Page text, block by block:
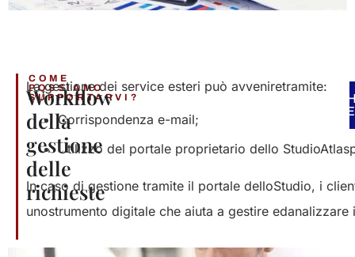
COME
POSSIAMO
SUPPORTARVI?​
Workflow
della
gestione
delle
richieste​
Lagestione dei service esteri può avveniretramite:
Corrispondenza e-mail;
Utilizzo del portale proprietario dello Studio
Incaso digestione tramite il portale delloStudio, i
unostrumento digitale che aiuta a gestire edanalizzare